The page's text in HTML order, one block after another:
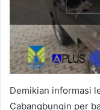
Demikian informasi
Cabangbungin per